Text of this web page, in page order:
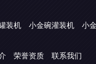
装机 小金碗灌装机 小
荣誉资质 联系我们